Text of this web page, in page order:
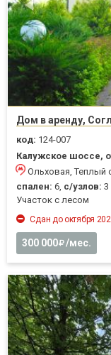
Дом в аренду,
код: 124-007
Калужское шоссе,
Ольховая, Теплый
спален: 6, с/узлов: 3
Участок с лесом
Сдан до октября
300 000 /мес.